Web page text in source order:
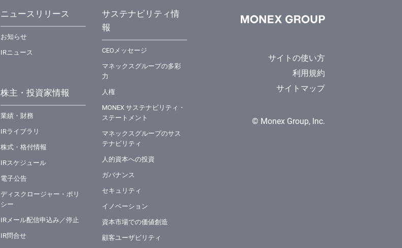
サイトの使い方
利用規約
サイトマップ
© Monex Group, Inc.
ニュースリリース
お知らせ
IRニュース
株主・投資家情報
業績・財務
IRライブラリ
株式・格付情報
IRスケジュール
電子公告
ディスクロージャー・ポリ
シー
IRメール配信申込み／停止
IR問合せ
サステナビリティ情
報
CEOメッセージ
マネックスグループの多彩
力
⼈権
MONEX サステナビリティ・
ステートメント
マネックスグループのサス
テナビリティ
⼈的資本への投資
ガバナンス
セキュリティ
イノベーション
資本市場での価値創造
顧客ユーザビリティ